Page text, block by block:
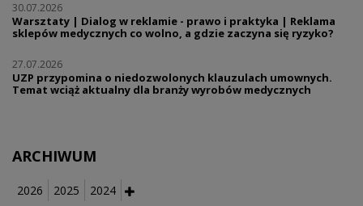
30.07.2026
Warsztaty | Dialog w reklamie - prawo i praktyka | Reklama
sklepów medycznych co wolno, a gdzie zaczyna się ryzyko?
27.07.2026
UZP przypomina o niedozwolonych klauzulach umownych.
Temat wciąż aktualny dla branży wyrobów medycznych
ARCHIWUM
2026 2025 2024